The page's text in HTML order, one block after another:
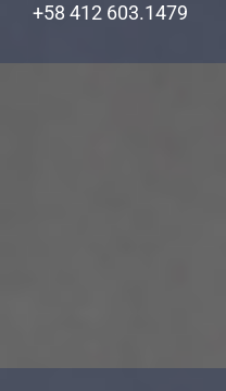
+58 412 603.1479